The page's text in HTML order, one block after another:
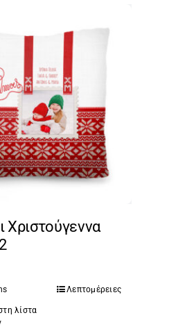
Χριστούγεννα
Λεπτομέρειες
λίστα